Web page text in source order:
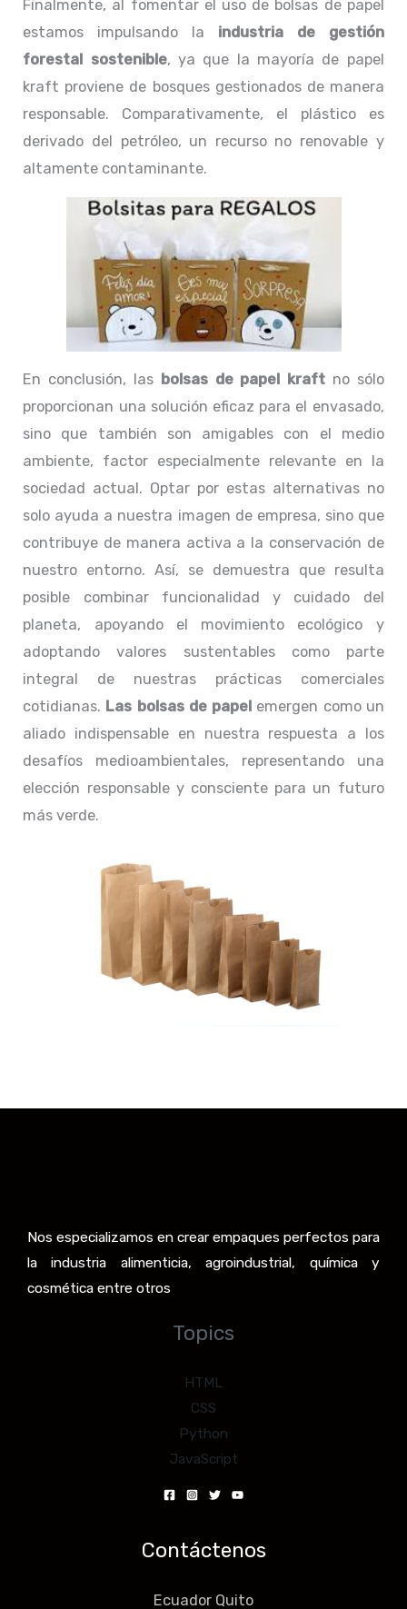
Finalmente, al fomentar el uso de bolsas de papel
estamos impulsando la industria de gestión
forestal sostenible, ya que la mayoría de papel
kraft proviene de bosques gestionados de manera
responsable. Comparativamente, el plástico es
derivado del petróleo, un recurso no renovable y
altamente contaminante.
En conclusión, las bolsas de papel kraft no sólo
proporcionan una solución eficaz para el envasado,
sino que también son amigables con el medio
ambiente, factor especialmente relevante en la
sociedad actual. Optar por estas alternativas no
solo ayuda a nuestra imagen de empresa, sino que
contribuye de manera activa a la conservación de
nuestro entorno. Así, se demuestra que resulta
posible combinar funcionalidad y cuidado del
planeta, apoyando el movimiento ecológico y
adoptando valores sustentables como parte
integral de nuestras prácticas comerciales
cotidianas. Las bolsas de papel emergen como un
aliado indispensable en nuestra respuesta a los
desafíos medioambientales, representando una
elección responsable y consciente para un futuro
más verde.
Nos especializamos en crear empaques perfectos para
la industria alimenticia, agroindustrial, química y
cosmética entre otros
Topics
HTML
CSS
Python
JavaScript
Contáctenos
Ecuador Quito